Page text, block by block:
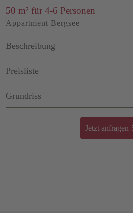
50 m² für 4-6 Personen
Appartment Bergsee
Beschreibung
Preisliste
Grundriss
Jetzt anfragen